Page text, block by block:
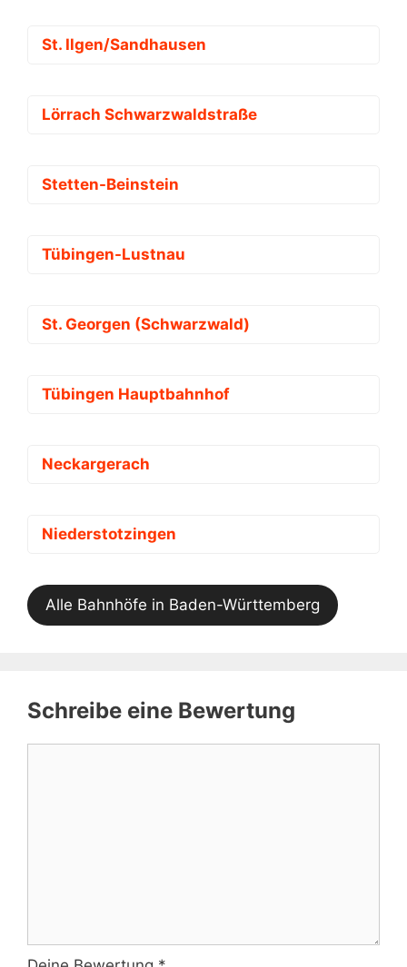
St. Ilgen/Sandhausen
Lörrach Schwarzwaldstraße
Stetten-Beinstein
Tübingen-Lustnau
St. Georgen (Schwarzwald)
Tübingen Hauptbahnhof
Neckargerach
Niederstotzingen
Alle Bahnhöfe in Baden-Württemberg
Schreibe eine Bewertung